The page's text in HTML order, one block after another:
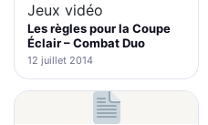
Jeux vidéo
Les règles pour la Coupe
Éclair – Combat Duo
12 juillet 2014